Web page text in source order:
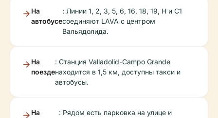
На
автобусе
: Линии 1, 2, 3, 5, 6, 16, 18, 19, H и C1
соединяют LAVA с центром
Вальядолида.
На
поезде
: Станция Valladolid-Campo Grande
находится в 1,5 км, доступны такси и
автобусы.
На
: Рядом есть парковка на улице и